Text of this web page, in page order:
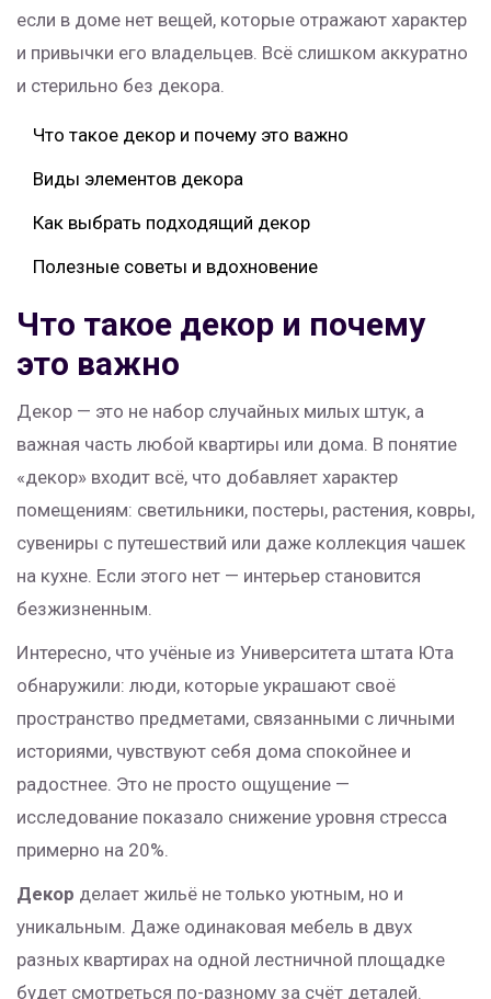
если в доме нет вещей, которые отражают характер
и привычки его владельцев. Всё слишком аккуратно
и стерильно без декора.
Что такое декор и почему это важно
Виды элементов декора
Как выбрать подходящий декор
Полезные советы и вдохновение
Что такое декор и почему
это важно
Декор — это не набор случайных милых штук, а
важная часть любой квартиры или дома. В понятие
«декор» входит всё, что добавляет характер
помещениям: светильники, постеры, растения, ковры,
сувениры с путешествий или даже коллекция чашек
на кухне. Если этого нет — интерьер становится
безжизненным.
Интересно, что учёные из Университета штата Юта
обнаружили: люди, которые украшают своё
пространство предметами, связанными с личными
историями, чувствуют себя дома спокойнее и
радостнее. Это не просто ощущение —
исследование показало снижение уровня стресса
примерно на 20%.
Декор делает жильё не только уютным, но и
уникальным. Даже одинаковая мебель в двух
разных квартирах на одной лестничной площадке
будет смотреться по-разному за счёт деталей.